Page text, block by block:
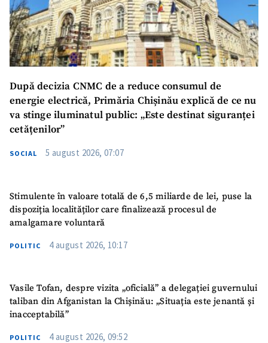
După decizia CNMC de a reduce consumul de
energie electrică, Primăria Chișinău explică de ce nu
va stinge iluminatul public: „Este destinat siguranței
cetățenilor”
SOCIAL 5 august 2026, 07:07
Stimulente în valoare totală de 6,5 miliarde de lei, puse la
dispoziția localităților care finalizează procesul de
amalgamare voluntară
POLITIC 4 august 2026, 10:17
Vasile Tofan, despre vizita „oficială” a delegației guvernului
taliban din Afganistan la Chișinău: „Situația este jenantă și
inacceptabilă”
POLITIC 4 august 2026, 09:52